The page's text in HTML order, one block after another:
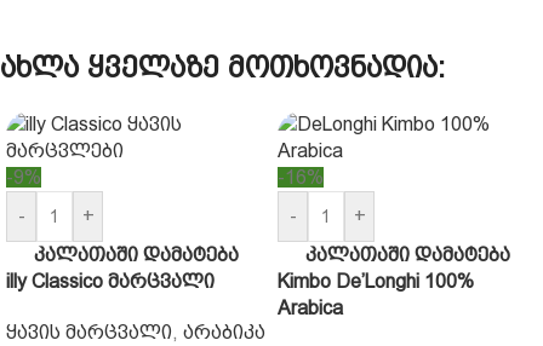
ახლა ყველაზე მოთხოვნადია:
-9%
-
+
კალათაში დამატება
illy Classico მარცვალი
ყავის მარცვალი, არაბიკა
-16%
-
+
კალათაში დამატება
Kimbo De’Longhi 100%
Arabica